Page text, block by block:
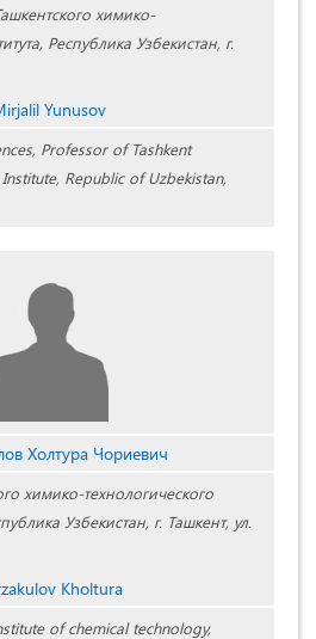
химико-
Республика Узбекистан, г.
Yunusov
Professor of Tashkent
Republic of Uzbekistan,
Холтура Чориевич
химико-технологического
Узбекистан, г. Ташкент, ул.
Kholtura
of chemical technology,